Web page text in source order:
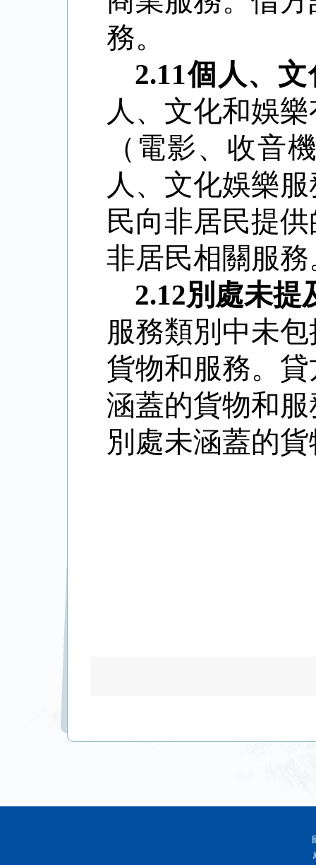
務。
2.11個人、
人、文化和娛
（電影、收音
人、文化娛樂
民向非居民提
非居民相關服務
2.12別處未提
服務類別中未
貨物和服務。
涵蓋的貨物和
別處未涵蓋的